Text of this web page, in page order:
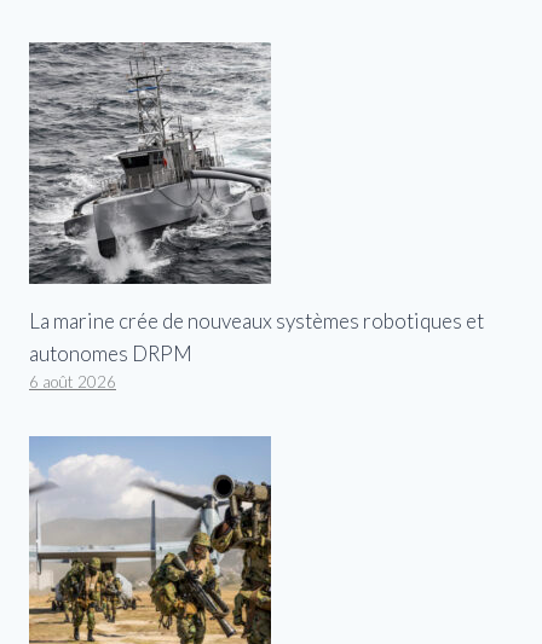
La marine crée de nouveaux systèmes robotiques et
autonomes DRPM
6 août 2026